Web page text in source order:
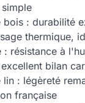
bois : durabilité
thermique,
: résistance à
bilan
lin : légèreté
française